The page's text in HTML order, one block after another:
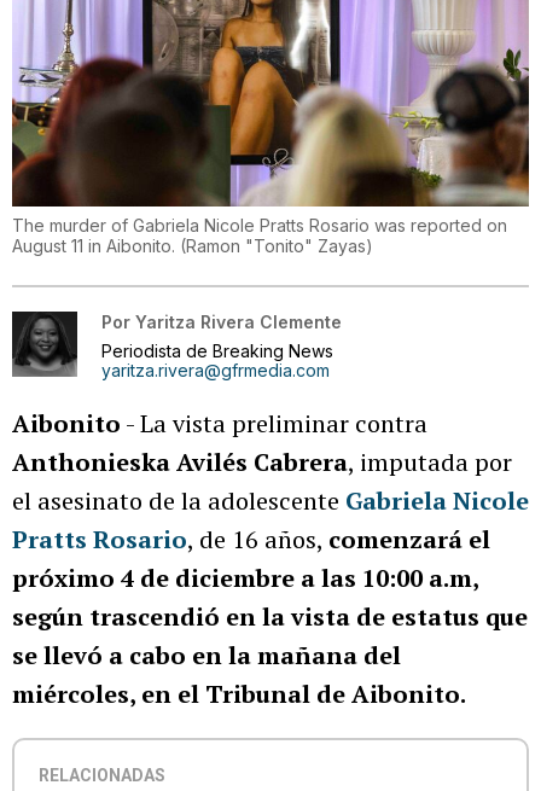
The murder of Gabriela Nicole Pratts Rosario was reported on
August 11 in Aibonito. (Ramon "Tonito" Zayas)
Por Yaritza Rivera Clemente
Periodista de Breaking News
yaritza.rivera@gfrmedia.com
Aibonito - La vista preliminar contra
Anthonieska Avilés Cabrera, imputada por
el asesinato de la adolescente Gabriela Nicole
Pratts Rosario, de 16 años, comenzará el
próximo 4 de diciembre a las 10:00 a.m,
según trascendió en la vista de estatus que
se llevó a cabo en la mañana del
miércoles, en el Tribunal de Aibonito.
RELACIONADAS